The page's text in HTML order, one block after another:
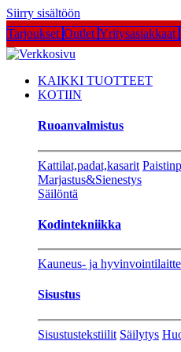
Siirry sisältöön
Tarjoukset Outlet Yritysasiakkaat
KAIKKI TUOTTEET
KOTIIN
Ruoanvalmistus
Kattilat,padat,kasarit
Marjastus&Sienestys
Säilöntä
Kodintekniikka
Kauneus- ja
Sisustus
Sisustustekstiilit Säilytys